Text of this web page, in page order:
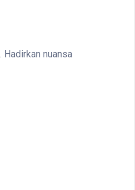
Hadirkan nuansa